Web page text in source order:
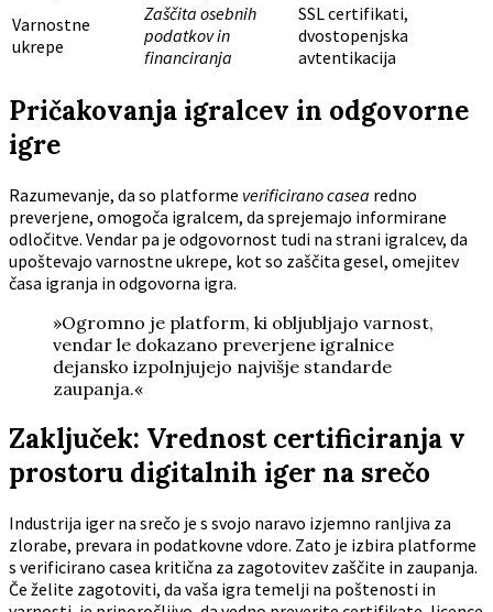
Varnostne
ukrepe
Zaščita osebnih
podatkov in
financiranja
SSL certifikati,
dvostopenjska
avtentikacija
Pričakovanja igralcev in odgovorne
igre
Razumevanje, da so platforme verificirano casea redno
preverjene, omogoča igralcem, da sprejemajo informirane
odločitve. Vendar pa je odgovornost tudi na strani igralcev, da
upoštevajo varnostne ukrepe, kot so zaščita gesel, omejitev
časa igranja in odgovorna igra.
»Ogromno je platform, ki obljubljajo varnost,
vendar le dokazano preverjene igralnice
dejansko izpolnjujejo najvišje standarde
zaupanja.«
Zaključek: Vrednost certificiranja v
prostoru digitalnih iger na srečo
Industrija iger na srečo je s svojo naravo izjemno ranljiva za
zlorabe, prevara in podatkovne vdore. Zato je izbira platforme
s verificirano casea kritična za zagotovitev zaščite in zaupanja.
Če želite zagotoviti, da vaša igra temelji na poštenosti in